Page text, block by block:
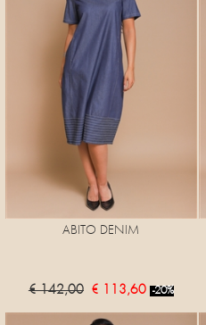
ABITO DENIM
€ 142,00 € 113,60 -20%